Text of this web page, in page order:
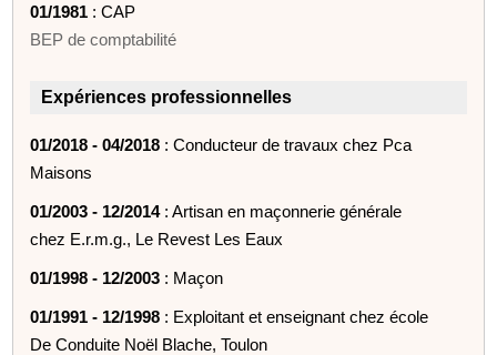
01/1981 : CAP
BEP de comptabilité
Expériences professionnelles
01/2018 - 04/2018 : Conducteur de travaux chez Pca
Maisons
01/2003 - 12/2014: Artisan en maçonnerie générale
chez E.r.m.g., Le Revest Les Eaux
01/1998 - 12/2003 : Maçon
01/1991 - 12/1998 : Exploitant et enseignant chez école
De Conduite Noël Blache, Toulon